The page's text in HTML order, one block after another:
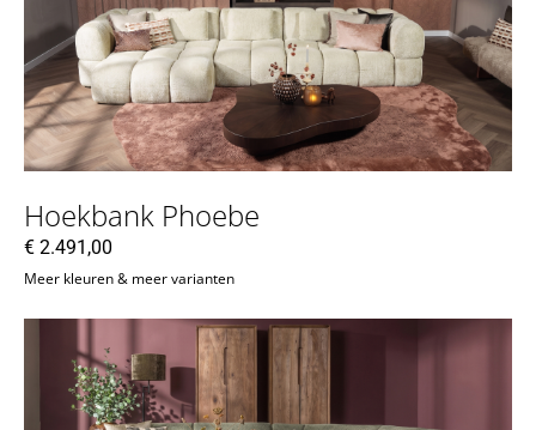
Hoekbank Phoebe
€ 2.491,00
Meer kleuren & meer varianten